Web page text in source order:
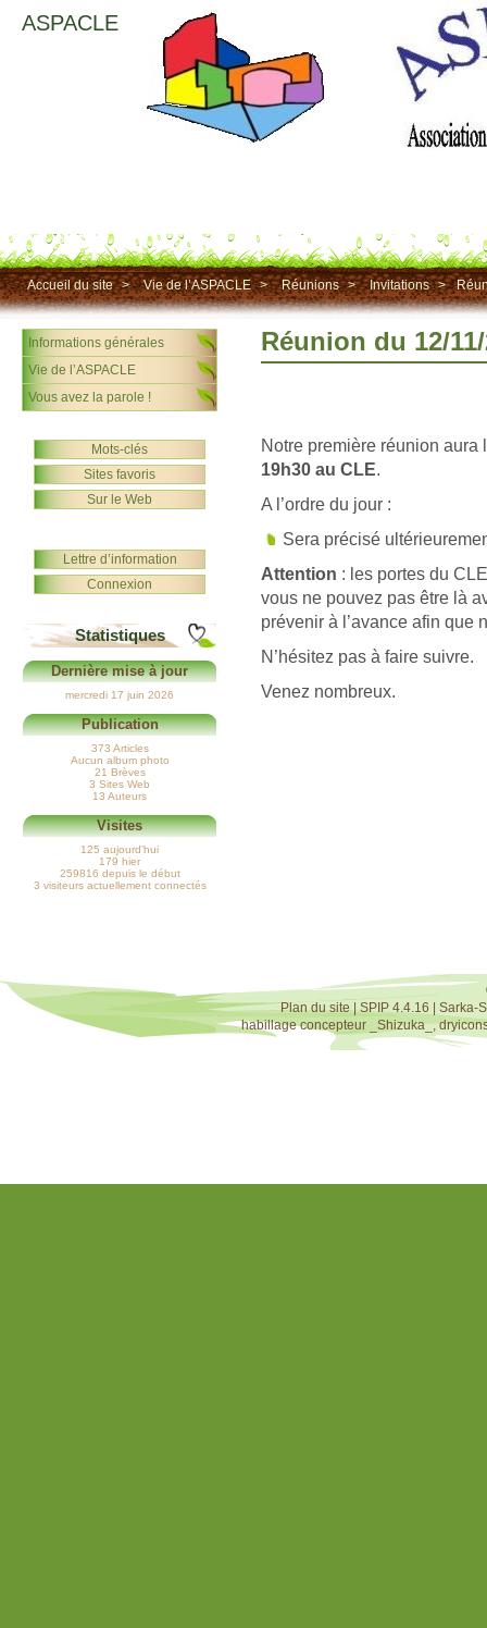
ASPACLE
Accueil du site > Vie de l’ASPACLE > Réunions > Invitations >
Réunion du 12/
Notre première réunion
19h30 au CLE.
A l’ordre du jour :
Sera précisé
Attention : les portes du
vous ne pouvez pas être là
prévenir à l’avance afin que
N’hésitez pas à faire suivre.
Venez nombreux.
Informations générales
Vie de l’ASPACLE
Vous avez la parole !
Mots-clés
Sites favoris
Sur le Web
Lettre d’information
Connexion
Statistiques
Dernière mise à jour
mercredi 17 juin 2026
Publication
373 Articles
Aucun album photo
21 Brèves
3 Sites Web
13 Auteurs
Visites
125 aujourd’hui
179 hier
259816 depuis le début
3 visiteurs actuellement connectés
Plan du site|SPIP 4.4.16
Sarka-
habillage concepteur
_Shizuka_,